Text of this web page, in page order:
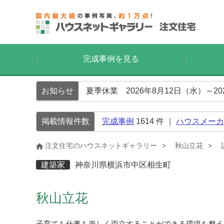
完成事例を見る
お知らせ 夏季休業 2026年8月12日（水）～
掲載情報件数 完成事例 1614 件 ｜ ハウスメー
注文住宅のハウスネットギャラリー 秋山立花
建築家 神奈川県横浜市中区相生町
秋山立花